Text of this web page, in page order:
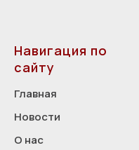
Навигация по
сайту
Главная
Новости
О нас